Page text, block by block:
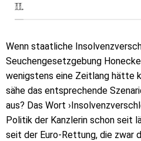
II.
Wenn staatliche
Seuchengesetzgebung
wenigstens eine Zeitlang hätte
sähe das entsprechende
aus? Das Wort
Politik der Kanzlerin schon seit
seit der Euro-Rettung, die zwar